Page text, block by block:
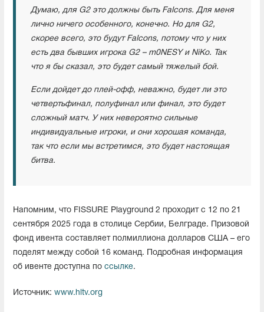
Думаю, для G2 это должны быть Falcons. Для меня
лично ничего особенного, конечно. Но для G2,
скорее всего, это будут Falcons, потому что у них
есть два бывших игрока G2 – m0NESY и NiKo. Так
что я бы сказал, это будет самый тяжелый бой.
Если дойдет до плей-офф, неважно, будет ли это
четвертьфинал, полуфинал или финал, это будет
сложный матч. У них невероятно сильные
индивидуальные игроки, и они хорошая команда,
так что если мы встретимся, это будет настоящая
битва.
Напомним, что FISSURE Playground 2 проходит с 12 по 21
сентября 2025 года в столице Сербии, Белграде. Призовой
фонд ивента составляет полмиллиона долларов США – его
поделят между собой 16 команд. Подробная информация
об ивенте доступна по ссылке.
Источник: www.hltv.org